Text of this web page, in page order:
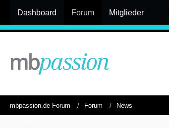
Dashboard Forum Mitglieder
mbpassion.de Forum Forum News